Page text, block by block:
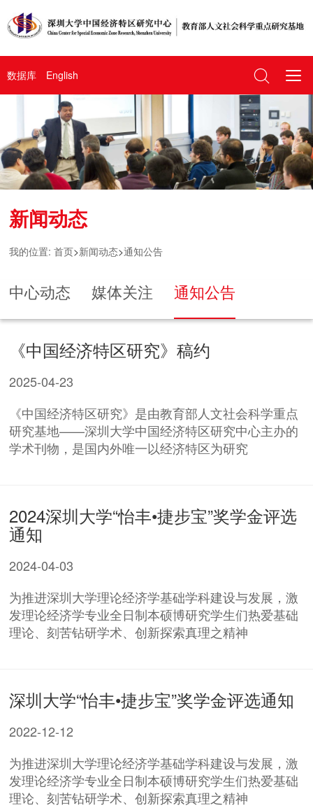
数据库 English
新闻动态
我的位置: 首页>新闻动态>通知公告
中心动态 媒体关注 通知公告
《中国经济特区研究》稿约
2025-04-23
《中国经济特区研究》是由教育部人文社会科学重点
研究基地——深圳大学中国经济特区研究中心主办的
学术刊物，是国内外唯一以经济特区为研究
2024深圳大学“怡丰•捷步宝”奖学金评选
通知
2024-04-03
为推进深圳大学理论经济学基础学科建设与发展，激
发理论经济学专业全日制本硕博研究学生们热爱基础
理论、刻苦钻研学术、创新探索真理之精神
深圳大学“怡丰•捷步宝”奖学金评选通知
2022-12-12
为推进深圳大学理论经济学基础学科建设与发展，激
发理论经济学专业全日制本硕博研究学生们热爱基础
理论、刻苦钻研学术、创新探索真理之精神